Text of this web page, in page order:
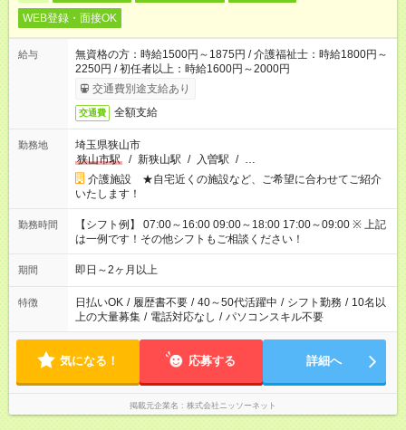
WEB登録・面接OK
給与
無資格の方：時給1500円～1875円 / 介護福祉士：時給1800円～
2250円 / 初任者以上：時給1600円～2000円
交通費別途支給あり
交通費 全額支給
勤務地
埼玉県狭山市
狭山市駅
/ 新狭山駅 / 入曽駅 / …
介護施設 ★自宅近くの施設など、ご希望に合わせてご紹介
いたします！
勤務時間
【シフト例】 07:00～16:00 09:00～18:00 17:00～09:00 ※ 上記
は一例です！その他シフトもご相談ください！
期間 即日～2ヶ月以上
特徴 日払いOK / 履歴書不要 / 40～50代活躍中 / シフト勤務 / 10名以
上の大量募集 / 電話対応なし / パソコンスキル不要
気になる！ 応募する 詳細へ
掲載元企業名 株式会社ニッソーネット